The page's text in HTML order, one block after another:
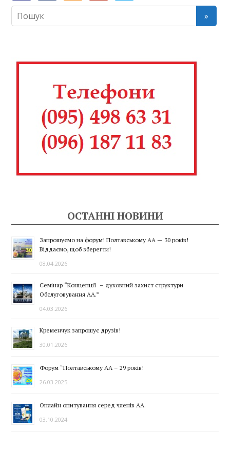
ОСТАННІ НОВИНИ
Запрошуємо на форум! Полтавському АА — 30 років!
Віддаємо, щоб зберегти!
08.04.2026
Семінар “Концепції – духовний захист структури
Обслуговування АА.”
04.03.2026
Кременчук запрошує друзів!
30.01.2026
Форум “Полтавському АА – 29 років!
26.03.2025
Онлайн опитування серед членів АА.
03.10.2024